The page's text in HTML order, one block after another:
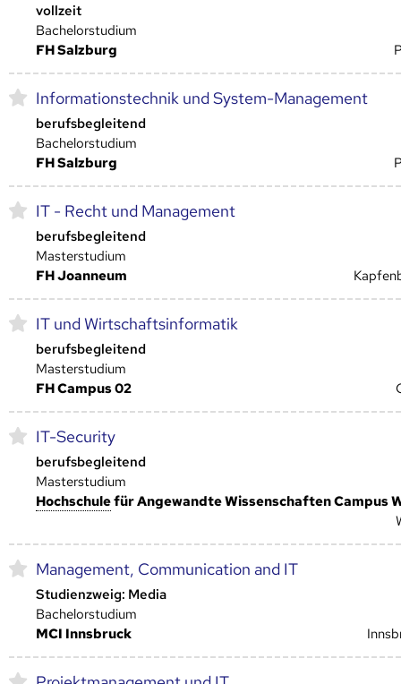
vollzeit
Bachelorstudium
FH Salzburg
Informationstechnik und System-Management
berufsbegleitend
Bachelorstudium
FH Salzburg
IT - Recht und Management
berufsbegleitend
Masterstudium
FH Joanneum
IT und Wirtschaftsinformatik
berufsbegleitend
Masterstudium
FH Campus 02
IT-Security
berufsbegleitend
Masterstudium
Hoch­schulefür Angewandte Wissenschaften Campus
Management, Communication and IT
Studienzweig: Media
Bachelorstudium
MCI Innsbruck